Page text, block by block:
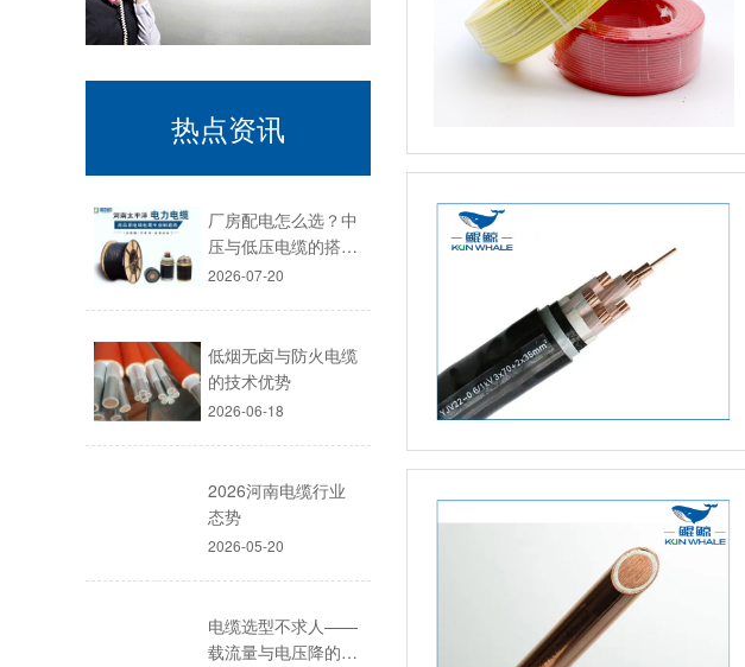
热点资讯
厂房配电怎么选？中
压与低压电缆的搭…
2026-07-20
低烟无卤与防火电缆
的技术优势
2026-06-18
2026河南电缆行业
态势
2026-05-20
电缆选型不求人——
载流量与电压降的…